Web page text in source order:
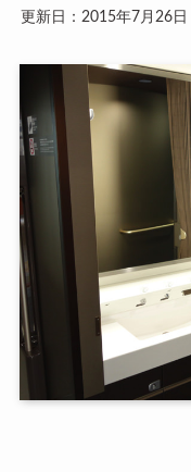
更新日：2015年7月26日